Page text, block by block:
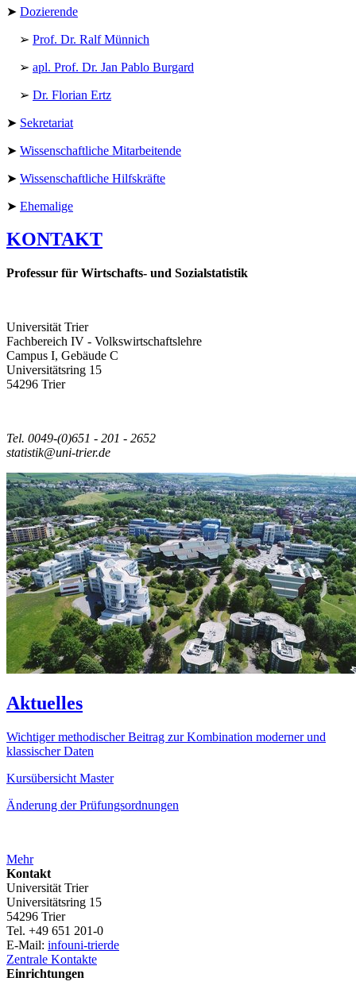
➤ Dozierende
➢ Prof. Dr. Ralf Münnich
➢ apl. Prof. Dr. Jan Pablo Burgard
➢ Dr. Florian Ertz
➤ Sekretariat
➤ Wissenschaftliche Mitarbeitende
➤ Wissenschaftliche Hilfskräfte
➤ Ehemalige
KONTAKT
Professur für Wirtschafts- und Sozialstatistik
Universität Trier
Fachbereich IV - Volkswirtschaftslehre
Campus I, Gebäude C
Universitätsring 15
54296 Trier
Tel. 0049-(0)651 - 201 - 2652
statistik@uni-trier.de
Aktuelles
Wichtiger methodischer Beitrag zur Kombination moderner und
klassischer Daten
Kursübersicht Master
Änderung der Prüfungsordnungen
Mehr
Kontakt
Universität Trier
Universitätsring 15
54296 Trier
Tel. +49 651 201-0
E-Mail: infouni-trierde
Zentrale Kontakte
Einrichtungen